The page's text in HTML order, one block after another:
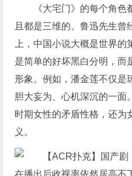
《大宅门》的每个角
且都是三维的。鲁迅先生曾
上，中国小说大概是世界的
是简单的好坏黑白分明，而
形象。例如，潘金莲不仅是
胆大妄为、心机深沉的一面
时期女性的矛盾性格，还为
义。